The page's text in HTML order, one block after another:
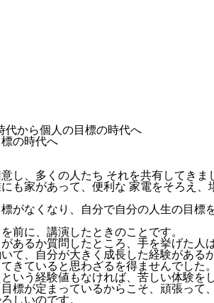
代から個人の目標の時代へ
の時代へ
し、多くの人たち それを共有してきま
も家があって、便利な 家電をそろえ
がなくなり、自分で自分の人生の目標
前に、講演したときのことです。
あるか質問したところ、手を挙げた人
て、自分が大きく成長した経験がある
きていると思わざるを得ませんでした。
いう経験値もなければ、苦しい体験を
標が定まっているからこそ、頑張っ
しいのです。